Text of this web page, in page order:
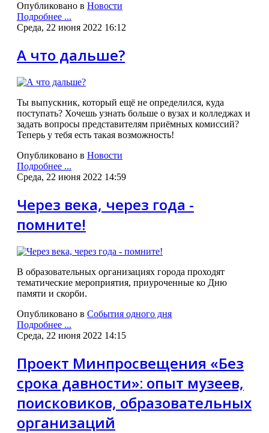
Опубликовано в Новости
Подробнее ...
Среда, 22 июня 2022 16:12
А что дальше?
Ты выпускник, который ещё не определился, куда
поступать? Хочешь узнать больше о вузах и колледжах и
задать вопросы представителям приёмных комиссий?
Теперь у тебя есть такая возможность!
Опубликовано в Новости
Подробнее ...
Среда, 22 июня 2022 14:59
Через века, через года -
помните!
В образовательных организациях города проходят
тематические мероприятия, приуроченные ко Дню
памяти и скорби.
Опубликовано в События одного дня
Подробнее ...
Среда, 22 июня 2022 14:15
Проект Минпросвещения «Без
срока давности»: опыт музеев,
поисковиков, образовательных
организаций